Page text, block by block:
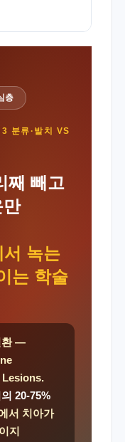
층
분류·발치 VS
째 빼고
만
녹는
는 학술
환 —
20-75%
서 치아가
지